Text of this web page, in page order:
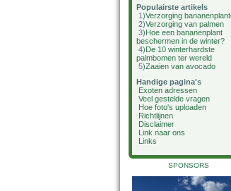
Populairste artikels
1)Verzorging
2)Verzorging van palmen
3)Hoe een bananenplant
beschermen in de winter?
4)De 10 winterhardste
palmbomen ter wereld
5)Zaaien van avocado
Handige pagina's
Exoten adressen
Veel gestelde vragen
Hoe foto's uploaden
Richtlijnen
Disclaimer
Link naar ons
Links
SPONSORS